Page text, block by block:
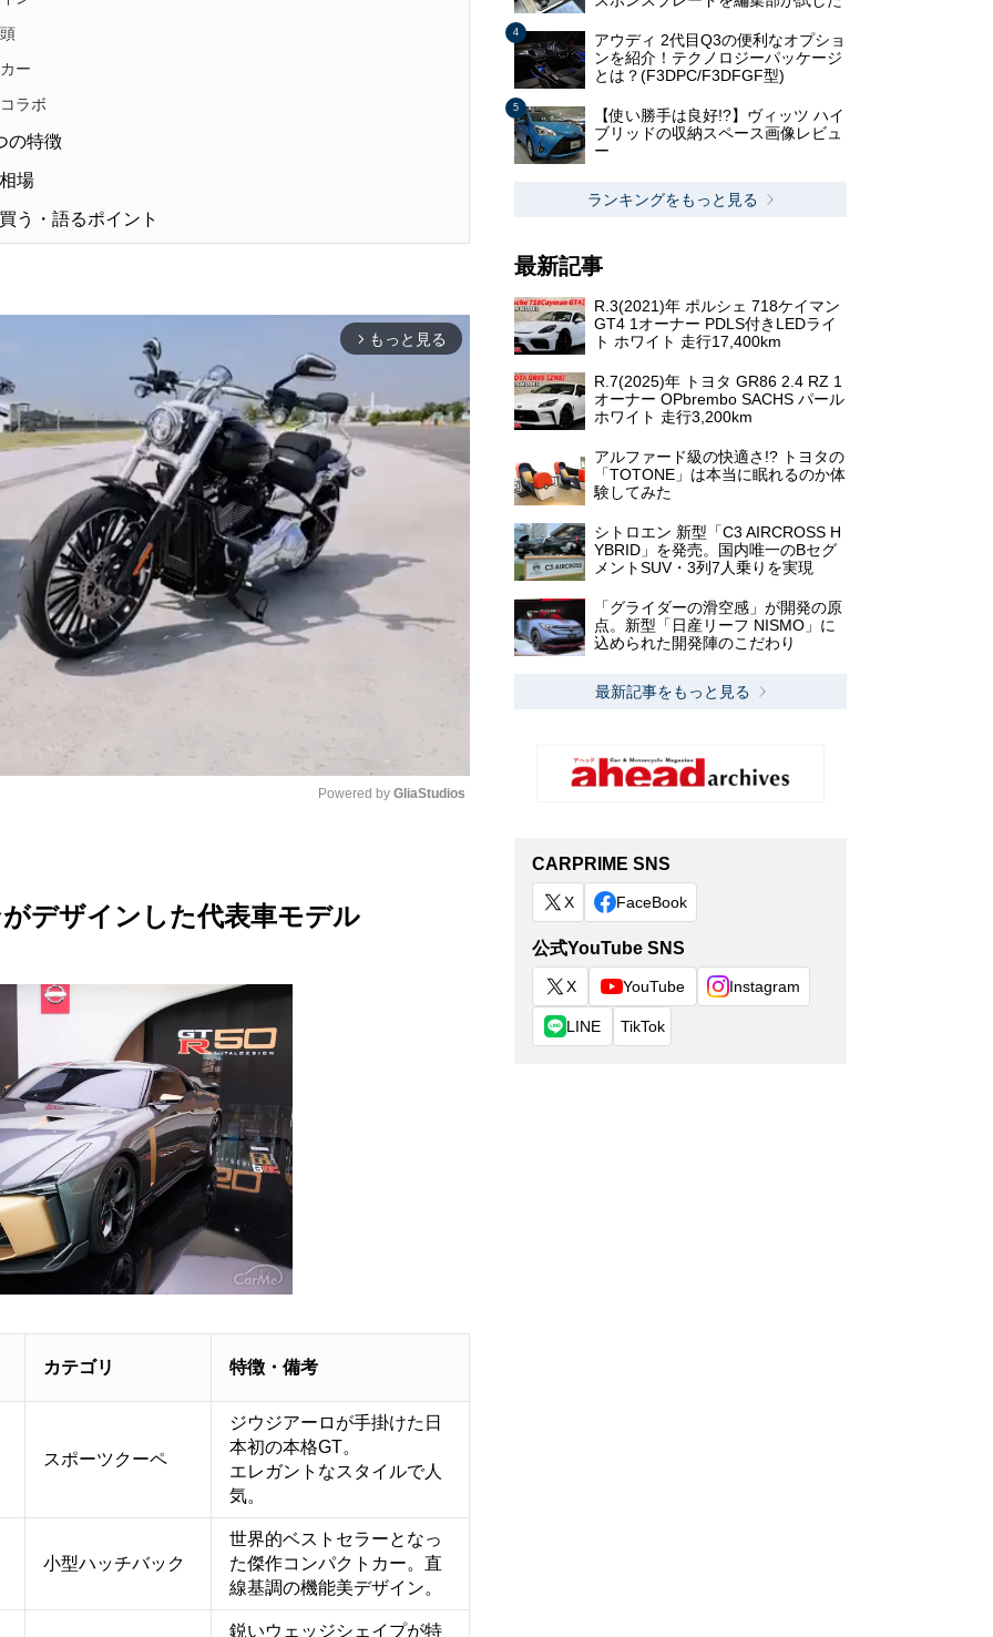
ー
ラボ
の特徴
場
う・語るポイント
arrow_forward_ios もっと見る
t
Powered by GliaStudios
デザインした代表車モデル
カテゴリ 特徴・備考
スポーツクーペ
ジウジアーロが手掛けた日
本初の本格GT。
エレガントなスタイルで人
気。
小型ハッチバック
世界的ベストセラーとなっ
た傑作コンパクトカー。直
線基調の機能美デザイン。
鋭いウェッジシェイプが特
アウディ 2代目Q3の便利なオプショ
ンを紹介！テクノロジーパッケージ
とは？(F3DPC/F3DFGF型)
【使い勝手は良好!?】ヴィッツ ハイ
ブリッドの収納スペース画像レビュ
ー
ランキングをもっと見る
最新記事
R.3(2021)年 ポルシェ 718ケイマン
GT4 1オーナー PDLS付きLEDライ
ト ホワイト 走行17,400km
R.7(2025)年 トヨタ GR86 2.4 RZ 1
オーナー OPbrembo SACHS パール
ホワイト 走行3,200km
アルファード級の快適さ!? トヨタの
「TOTONE」は本当に眠れるのか体
験してみた
シトロエン 新型「C3 AIRCROSS H
YBRID」を発売。国内唯一のBセグ
メントSUV・3列7人乗りを実現
「グライダーの滑空感」が開発の原
点。新型「日産リーフ NISMO」に
込められた開発陣のこだわり
最新記事をもっと見る
CARPRIME SNS
X FaceBook
公式YouTube SNS
X YouTube Instagram
LINE TikTok